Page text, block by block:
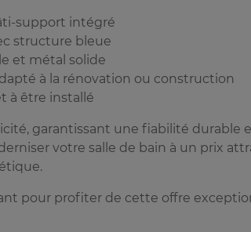
support intégré
structure bleue
et métal solide
à la rénovation ou construction
à être installé
garantissant une fiabilité durable
votre salle de bain à un prix
pour profiter de cette offre